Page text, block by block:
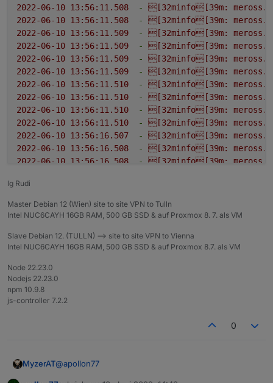
2022-06-10 13:56:11.508
- [32minfo[39m:
meross.0
2022-06-10 13:56:11.508
- [32minfo[39m:
meross.0
2022-06-10 13:56:11.509
- [32minfo[39m:
meross.0
2022-06-10 13:56:11.509
- [32minfo[39m:
meross.0
2022-06-10 13:56:11.509
- [32minfo[39m:
meross.0
2022-06-10 13:56:11.509
- [32minfo[39m:
meross.0
2022-06-10 13:56:11.510
- [32minfo[39m:
meross.0
2022-06-10 13:56:11.510
- [32minfo[39m:
meross.0
2022-06-10 13:56:11.510
- [32minfo[39m:
meross.0
2022-06-10 13:56:11.510
- [32minfo[39m:
meross.0
2022-06-10 13:56:16.507
- [32minfo[39m:
meross.0
2022-06-10 13:56:16.508
- [32minfo[39m:
meross.0
2022-06-10 13:56:16.508
- [32minfo[39m:
meross.0
2022-06-10 13:56:16.509
2022-06-10 13:56:16.509
- [32minfo[39m:
2022-06-10 13:56:16.509
- [32minfo[39m: meross.0
2022-06-10 13:56:16.510
- [32minfo[39m:
2022-06-10 13:56:16.510
- [32minfo[39m:
meross.0
2022-06-10 13:56:16.510
2022-06-10 13:56:16.510
2022-06-10 13:56:16.510
2022-06-10 13:56:16.510
[32minfo[39m:
meross.0
2022-06-10 13:56:16.747
2022-06-10 13:56:16.748
lg Rudi
Master Debian 12 (Wien) site to site VPN to Tulln
Intel NUC6CAYH 16GB RAM, 500 GB SSD & auf Proxmox 8. 7. als VM
Slave Debian 12. (TULLN) --> site to site VPN to Vienna
Intel NUC6CAYH 16GB RAM, 500 GB SSD & auf Proxmox 8.7. als VM
Node 22.23.0
Nodejs 22.23.0
npm 10.9.8
js-controller 7.2.2
0
MyzerAT@apollon77